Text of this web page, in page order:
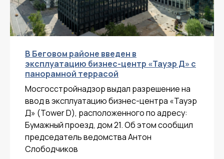
В Беговом районе введен в
эксплуатацию бизнес-центр «Тауэр Д» с
панорамной террасой
Мосгосстройнадзор выдал разрешение на
ввод в эксплуатацию бизнес-центра «Тауэр
Д» (Tower D), расположенного по адресу:
Бумажный проезд, дом 21. Об этом сообщил
председатель ведомства Антон
Слободчиков